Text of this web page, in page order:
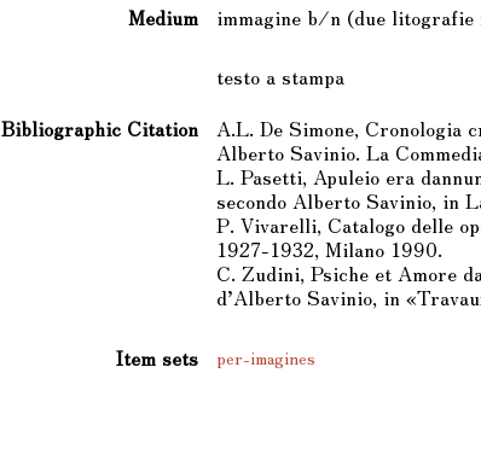
Medium
immagine b/n (due
testo a stampa
Bibliographic Citation
A.L. De Simone, Cronologia
Alberto Savinio. La
L. Pasetti, Apuleio era
secondo Alberto Savinio, in
P. Vivarelli, Catalogo delle
1927-1932, Milano 1990.
C. Zudini, Psiche et Amore
d’Alberto Savinio, in
Item sets per-imagines